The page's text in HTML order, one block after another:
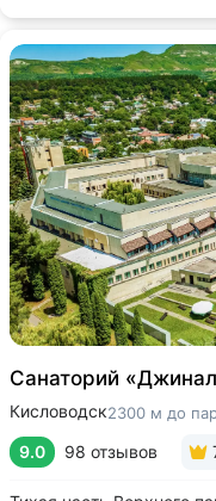
Санаторий
Кисловодск2300 м до
9.0 98 отзывов